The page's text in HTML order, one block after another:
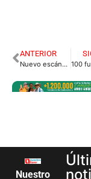
ANTERIOR
Nuevo escándalo de curas pederastas en Villavicencio
Nuestro